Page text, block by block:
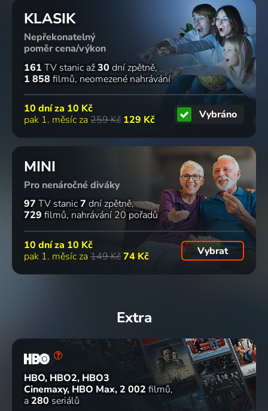
KLASIK
Nepřekonatelný
poměr cena/výkon
161 TV stanic až30 dní zpětně
1 858 filmů neomezené nahrávání
10 dní za 10 Kč
pak 1. měsíc za 259 Kč 129 Kč Vybráno
MINI
Pro nenáročné diváky
97 TV stanic7 dní zpětně
729 filmů nahrávání 20 pořadů
10 dní za 10 Kč
pak 1. měsíc za 149 Kč74 Kč Vybrat
Extra
HBO, HBO2, HBO3
Cinemaxy, HBO Max 2 002 filmů
a 280 seriálů